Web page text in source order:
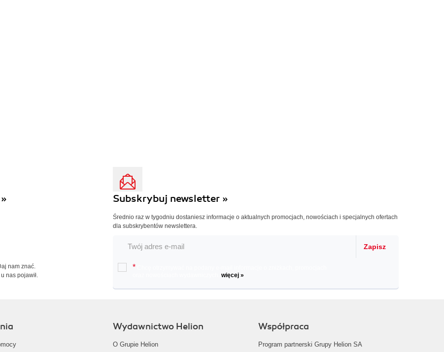
nam znać.
nas pojawił.
Subskrybuj newsletter »
Średnio raz w tygodniu dostaniesz informacje o aktualnych promocjach, nowościach i specjalnych ofertach
dla subskrybentów newslettera.
Zapisz
*
więcej »
Wydawnictwo Helion
O Grupie Helion
Współpraca
Program partnerski Grupy Helion SA